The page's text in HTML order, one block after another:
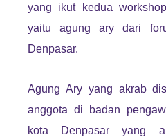
yang ikut kedua
yaitu agung ary dari
Denpasar.
Agung Ary yang akrab
anggota di badan
kota Denpasar yang